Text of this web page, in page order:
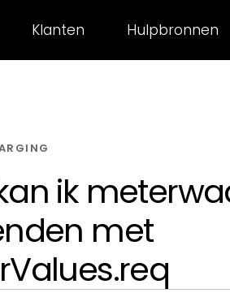
Klanten Hulpbronnen
ik
met